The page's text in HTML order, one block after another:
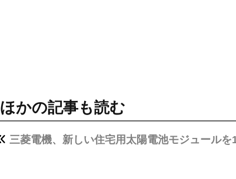
ほかの記事も読む
三菱電機、新しい住宅用太陽電池モジュールを